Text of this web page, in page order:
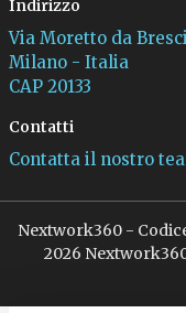
Indirizzo
Via Moretto da
Milano - Italia
CAP 20133
Contatti
Contatta il nostro
Nextwork360 -
2026